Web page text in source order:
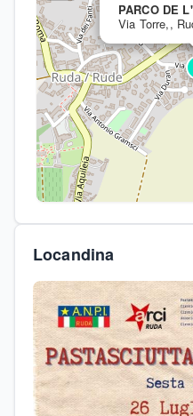
PARCO DE
Via Torre,,
Locandina